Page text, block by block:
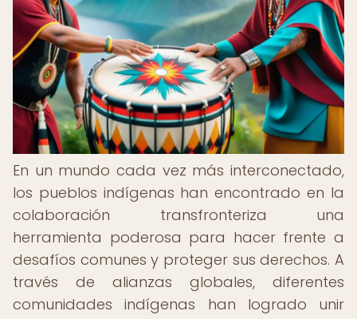
En un mundo cada vez más interconectado,
los pueblos indígenas han encontrado en la
colaboración transfronteriza una
herramienta poderosa para hacer frente a
desafíos comunes y proteger sus derechos. A
través de alianzas globales, diferentes
comunidades indígenas han logrado unir